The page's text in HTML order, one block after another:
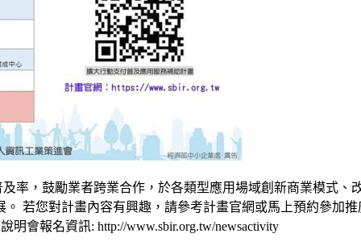
率，鼓勵業者跨業合作，於各類型應用場域創新商業模式
若您對計畫內容有興趣，請參考計畫官網或馬上預約參加推
明會報名資訊: http://www.sbir.org.tw/newsactivity